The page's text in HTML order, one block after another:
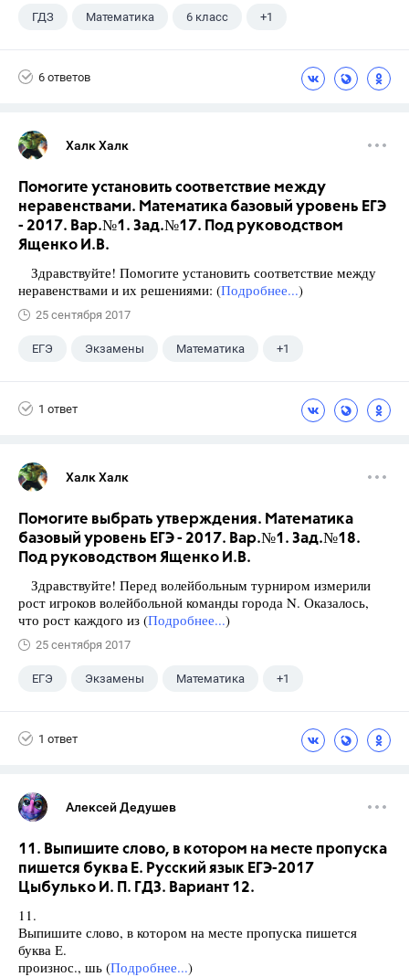
ГДЗ Математика 6 класс +1
6 ответов
Халк Халк
Помогите установить соответствие между
неравенствами. Математика базовый уровень ЕГЭ
- 2017. Вар.№1. Зад.№17. Под руководством
Ященко И.В.
Здравствуйте! Помогите установить соответствие между
неравенствами и их решениями: (Подробнее...)
25 сентября 2017
ЕГЭ Экзамены Математика +1
1 ответ
Халк Халк
Помогите выбрать утверждения. Математика
базовый уровень ЕГЭ - 2017. Вар.№1. Зад.№18.
Под руководством Ященко И.В.
Здравствуйте! Перед волейбольным турниром измерили
рост игроков волейбольной команды города N. Оказалось,
что рост каждого из (Подробнее...)
25 сентября 2017
ЕГЭ Экзамены Математика +1
1 ответ
Алексей Дедушев
11. Выпишите слово, в котором на месте пропуска
пишется буква Е. Русский язык ЕГЭ-2017
Цыбулько И. П. ГДЗ. Вариант 12.
11.
Выпишите слово, в котором на месте пропуска пишется
буква Е.
произнос., шь (Подробнее...)